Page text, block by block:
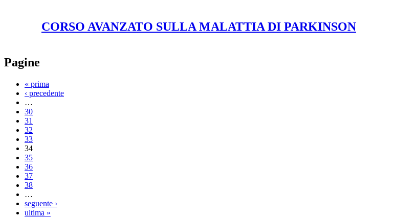
CORSO AVANZATO SULLA MALATTIA DI PARKINSON
Pagine
« prima
‹ precedente
…
30
31
32
33
34
35
36
37
38
…
seguente ›
ultima »